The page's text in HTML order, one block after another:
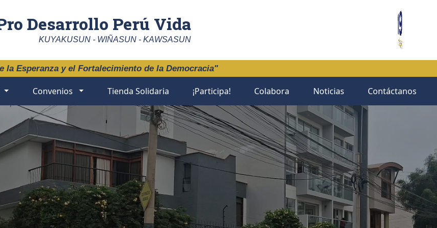
Desarrollo Perú Vida
KUYAKUSUN - WIÑASUN - KAWSASUN
la Esperanza y el Fortalecimiento de la Democracia"
Convenios Tienda Solidaria ¡Participa! Colabora Noticias Contáctanos